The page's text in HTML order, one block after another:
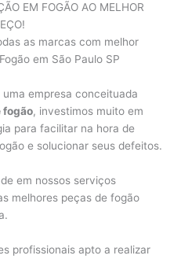
EM FOGÃO AO MELHOR
as marcas com melhor
em São Paulo SP
uma empresa conceituada
fogão, investimos muito em
para facilitar na hora de
e solucionar seus defeitos.
em nossos serviços
melhores peças de fogão
profissionais apto a realizar